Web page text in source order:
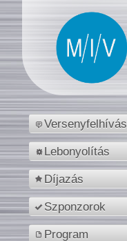
Versenyfelhívás
Lebonyolítás
Díjazás
Szponzorok
Program